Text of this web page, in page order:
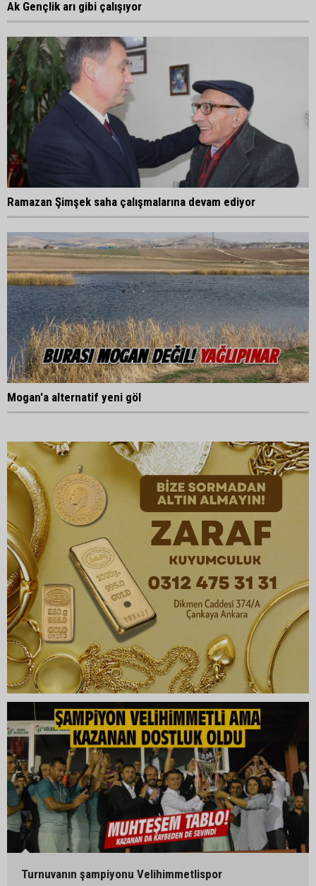
Ak Gençlik arı gibi çalışıyor
Ramazan Şimşek saha çalışmalarına devam ediyor
Mogan'a alternatif yeni göl
Turnuvanın şampiyonu Velihimmetlispor